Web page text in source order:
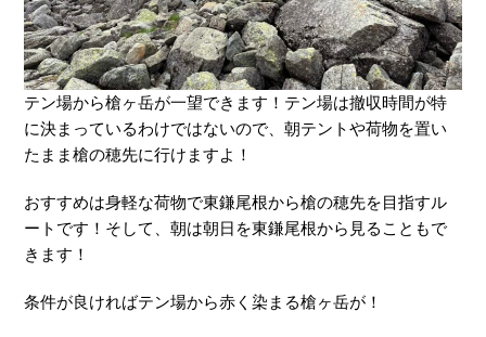
テン場から槍ヶ岳が一望できます！テン場は撤収時間が特
に決まっているわけではないので、朝テントや荷物を置い
たまま槍の穂先に行けますよ！
おすすめは身軽な荷物で東鎌尾根から槍の穂先を目指すル
ートです！そして、朝は朝日を東鎌尾根から見ることもで
きます！
条件が良ければテン場から赤く染まる槍ヶ岳が！